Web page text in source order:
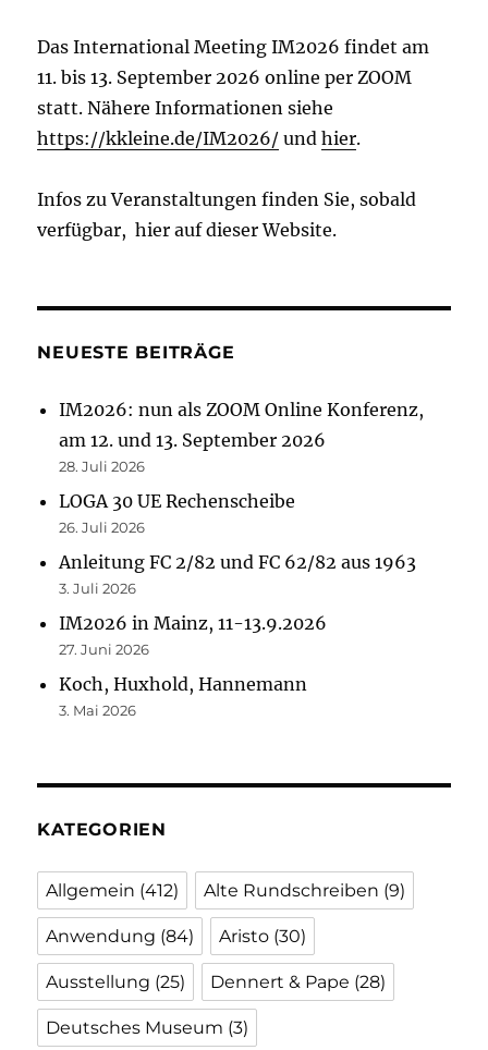
Das International Meeting IM2026 findet am
11. bis 13. September 2026 online per ZOOM
statt. Nähere Informationen siehe
https://kkleine.de/IM2026/ undhier.
Infos zu Veranstaltungen finden Sie, sobald
verfügbar, hier auf dieser Website.
NEUESTE BEITRÄGE
IM2026: nun als ZOOM Online Konferenz,
am 12. und 13. September 2026
28. Juli 2026
LOGA 30 UE Rechenscheibe
26. Juli 2026
Anleitung FC 2/82 und FC 62/82 aus 1963
3. Juli 2026
IM2026 in Mainz, 11-13.9.2026
27. Juni 2026
Koch, Huxhold, Hannemann
3. Mai 2026
KATEGORIEN
Allgemein (412) Alte Rundschreiben (9)
Anwendung (84) Aristo (30)
Ausstellung (25) Dennert & Pape (28)
Deutsches Museum (3)